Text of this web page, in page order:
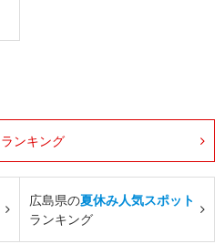
ランキング
広島県の夏休み人気スポット
ランキング